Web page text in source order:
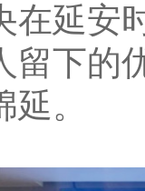
在延安
留下的
。